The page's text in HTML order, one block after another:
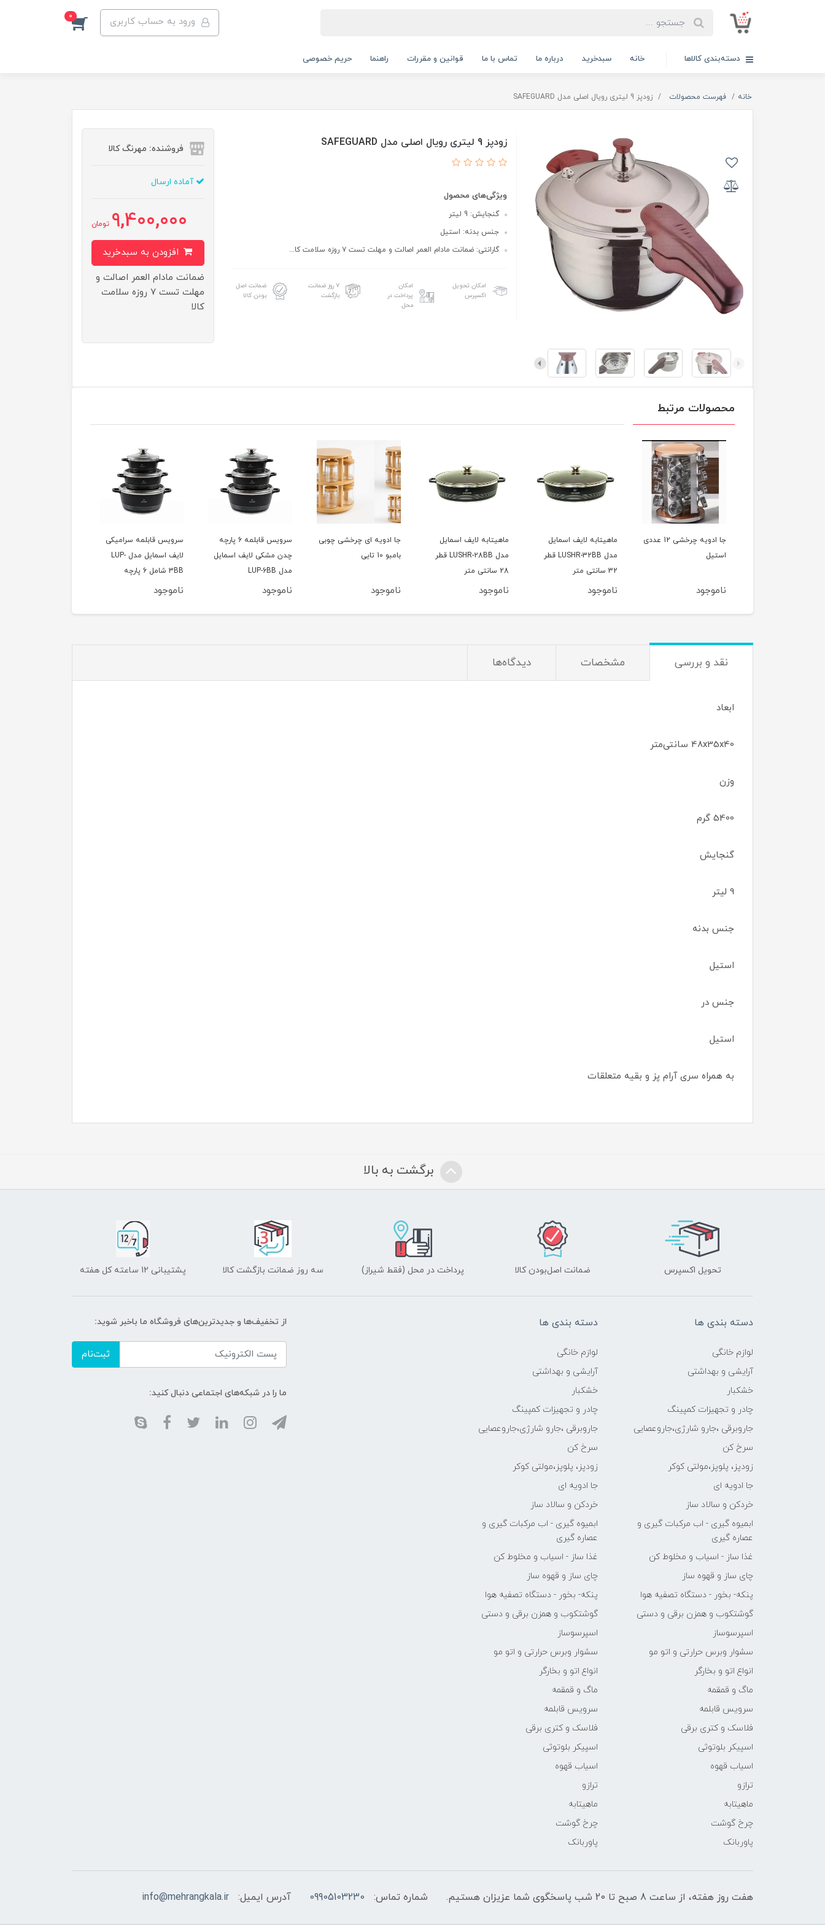
ورود به حساب کاربری 0
دسته‌بندی کالاها خانه سبدخرید درباره ما تماس با ما قوانین و مقررات راهنما حریم خصوصی
خانه فهرست محصولات زودپز 9 لیتری رویال اصلی مدل SAFEGUARD
زودپز 9 لیتری رویال اصلی مدل SAFEGUARD
ویژگی‌های محصول
گنجایش: 9 لیتر
جنس بدنه: استیل
گارانتی: ضمانت مادام العمر اصالت و مهلت تست ۷ روزه سلامت کا...
امکان تحویل
اکسپرس
امکان
پرداخت در
محل
۷ روز ضمانت
بازگشت
ضمانت اصل
بودن کالا
فروشنده: مهرنگ کالا
آماده ارسال
9,400,000 تومان
ضمانت مادام العمر اصالت و
مهلت تست ۷ روزه سلامت
کالا
محصولات مرتبط
ماهیتابه لایف اسمایل
ناموجود
ماهیتابه لایف اسمایل
مدل LUSHR-28BB قطر
28 سانتی متر
ناموجود
جا ادویه ای چرخشی چوبی
بامبو 10 تایی
ناموجود
سرویس قابلمه 6 پارچه
چدن مشکی لایف اسمایل
ناموجود
سرویس قابلمه سرامیکی
لایف اسمایل مدل LUP-
3BB شامل 6 پارچه
ناموجود
تابه چدن دسینی سایز 40
ناموجود
نقد و بررسی مشخصات دیدگاه‌ها
ابعاد
48x35x40 سانتی‌متر
وزن
5400 گرم
گنجایش
9 لیتر
جنس بدنه
استیل
جنس در
استیل
به همراه سری آرام پز و بقیه متعلقات
برگشت به بالا
تحویل اکسپرس ضمانت اصل‌بودن کالا پرداخت در محل (فقط شیراز) سه روز ضمانت بازگشت کالا پشتیبانی 12 ساعته کل هفته
دسته بندی ها
لوازم خانگی
آرایشی و بهداشتی
خشکبار
چادر و تجهیزات کمپینگ
جاروبرقی ،جارو شارژی،جاروعصایی
سرخ کن
زودپز، پلوپز،مولتی کوکر
جا ادویه ای
خردکن و سالاد ساز
ابمیوه گیری - اب مرکبات گیری و
عصاره گیری
غذا ساز - اسیاب و مخلوط کن
چای ساز و قهوه ساز
پنکه- بخور - دستگاه تصفیه هوا
گوشتکوب و همزن برقی و دستی
اسپرسوساز
سشوار وبرس حرارتی و اتو مو
انواع اتو و بخارگر
ماگ و قمقمه
سرویس قابلمه
فلاسک و کتری برقی
اسپیکر بلوتوثی
اسیاب قهوه
ترازو
ماهیتابه
چرخ گوشت
پاوربانک
دسته بندی ها
لوازم خانگی
آرایشی و بهداشتی
خشکبار
چادر و تجهیزات کمپینگ
جاروبرقی ،جارو شارژی،جاروعصایی
سرخ کن
زودپز، پلوپز،مولتی کوکر
جا ادویه ای
خردکن و سالاد ساز
ابمیوه گیری - اب مرکبات گیری و
عصاره گیری
غذا ساز - اسیاب و مخلوط کن
چای ساز و قهوه ساز
پنکه- بخور - دستگاه تصفیه هوا
گوشتکوب و همزن برقی و دستی
اسپرسوساز
سشوار وبرس حرارتی و اتو مو
انواع اتو و بخارگر
ماگ و قمقمه
سرویس قابلمه
فلاسک و کتری برقی
اسپیکر بلوتوثی
اسیاب قهوه
ترازو
ماهیتابه
چرخ گوشت
پاوربانک
از تخفیف‌ها و جدیدترین‌های فروشگاه ما باخبر شوید:
ثبت‌نام
ما را در شبکه‌های اجتماعی دنبال کنید:
هفت روز هفته، از ساعت 8 صبح تا 20 شب پاسخگوی شما عزیزان هستیم. شماره تماس: 09905103230 آدرس ایمیل: info@mehrangkala.ir